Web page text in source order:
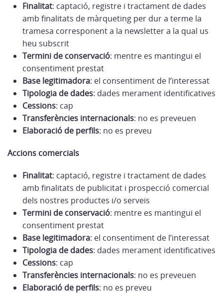
Finalitat: captació, registre i tractament de dades
amb finalitats de màrqueting per dur a terme la
tramesa corresponent a la newsletter a la qual us
heu subscrit
Termini de conservació: mentre es mantingui el
consentiment prestat
Base legitimadora: el consentiment de l’interessat
Tipologia de dades: dades merament identificatives
Cessions: cap
Transferències internacionals: no es preveuen
Elaboració de perfils: no es preveu
Accions comercials
Finalitat: captació, registre i tractament de dades
amb finalitats de publicitat i prospecció comercial
dels nostres productes i/o serveis
Termini de conservació: mentre es mantingui el
consentiment prestat
Base legitimadora: el consentiment de l’interessat
Tipologia de dades: dades merament identificatives
Cessions: cap
Transferències internacionals: no es preveuen
Elaboració de perfils: no es preveu